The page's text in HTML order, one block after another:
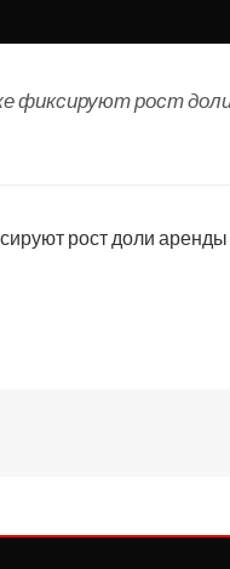
фиксируют рост
рост доли аренды